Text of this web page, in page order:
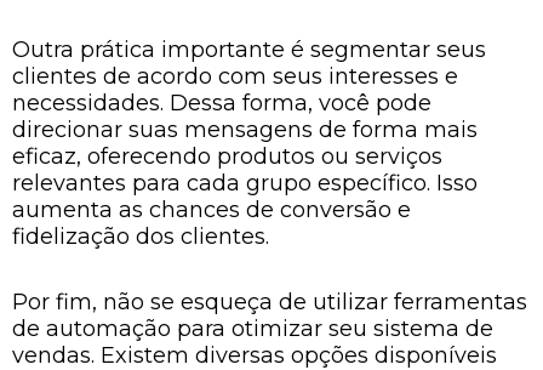
Outra prática importante é segmentar seus
clientes de acordo com seus interesses e
necessidades. Dessa forma, você pode
direcionar suas mensagens de forma mais
eficaz, oferecendo produtos ou serviços
relevantes para cada grupo específico. Isso
aumenta as chances de conversão e
fidelização dos clientes.
Por fim, não se esqueça de utilizar ferramentas
de automação para otimizar seu sistema de
vendas. Existem diversas opções disponíveis